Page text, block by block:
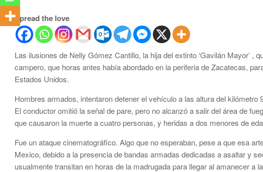
Spread the love
Las ilusiones de Nelly Gómez Cantillo, la hija del extinto ‘Gavilán Mayor’ ,
campero, que horas antes había abordado en la periferia de Zacatecas,
Estados Unidos.
Hombres armados, intentaron detener el vehículo a las altura del
El conductor omitió la señal de pare, pero no alcanzó a salir del área de
que causaron la muerte a cuatro personas, y heridas a dos menores de
Fue un ataque cinematográfico. Algo que no esperaban, pese a que esa
Mexico, debido a la presencia de bandas armadas dedicadas a asaltar y
usualmente transitan en horas de la madrugada para llegar al amanecer a